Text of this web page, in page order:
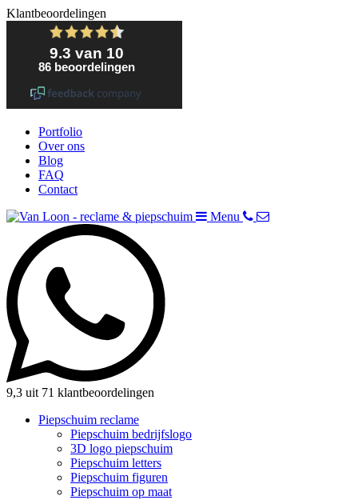
Klantbeoordelingen
Portfolio
Over ons
Blog
FAQ
Contact
Menu
9,3 uit 71 klantbeoordelingen
Piepschuim reclame
Piepschuim bedrijfslogo
3D logo piepschuim
Piepschuim letters
Piepschuim figuren
Piepschuim op maat